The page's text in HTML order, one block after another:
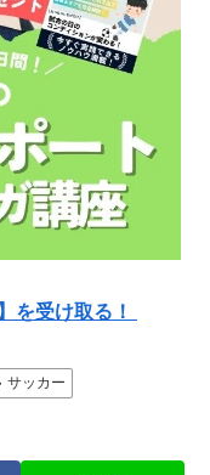
を受け取る！
サッカー